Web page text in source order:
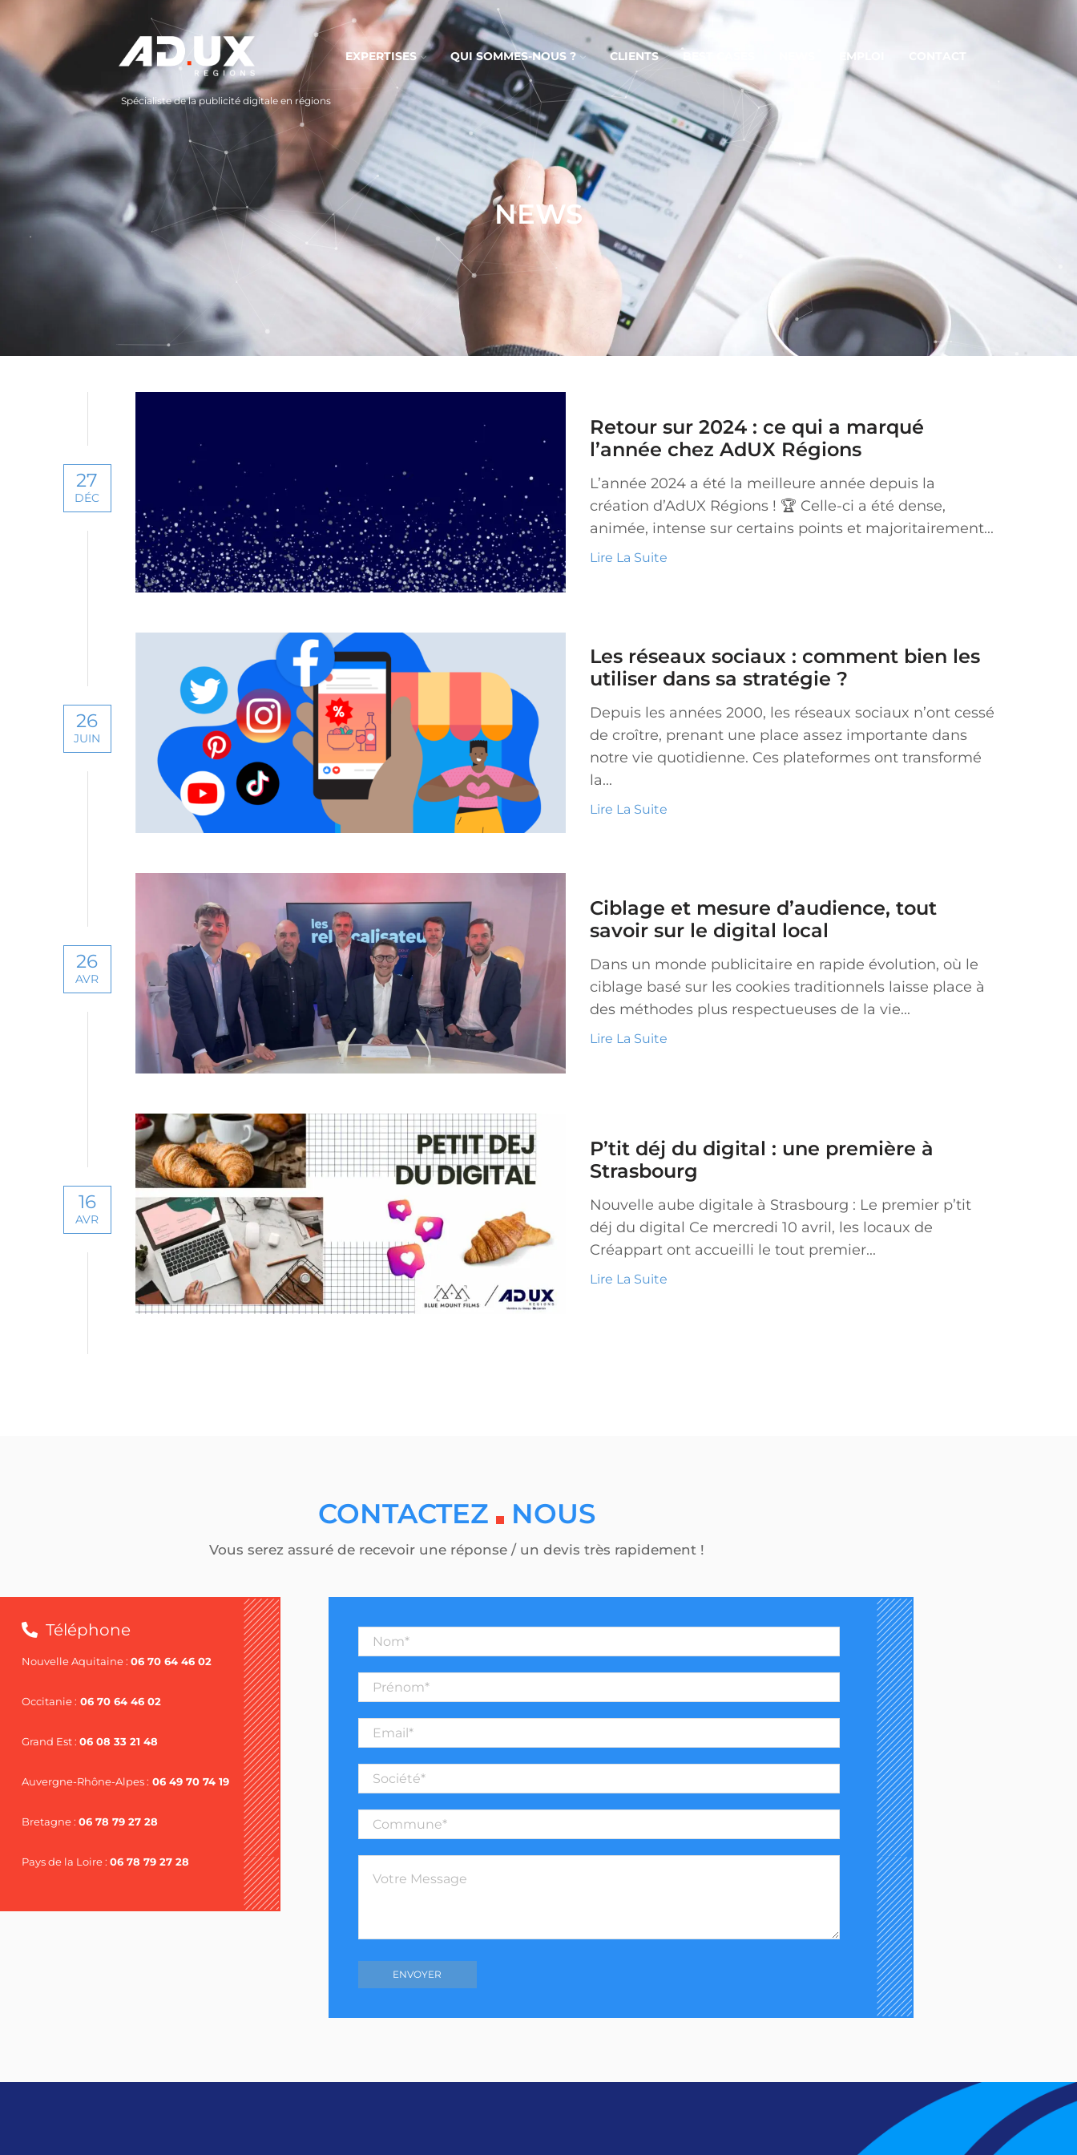
Inscrivez-vous à notre
actualités et offres
exclusives
EXPERTISES QUI SOMMES-NOUS ? CLIENTS BEST CASES EMPLOI CONTACT
Spécialiste de la publicité digitale en régions
NEWS
Retour sur 2024 : ce qui a marqué
l’année chez AdUX Régions
L’année 2024 a été la meilleure année depuis la
création d’AdUX Régions ! 🏆 Celle-ci a été dense,
animée, intense sur certains points et majoritairement...
Lire La Suite
27
DÉC
Les réseaux sociaux : comment bien les
utiliser dans sa stratégie ?
Depuis les années 2000, les réseaux sociaux n’ont cessé
de croître, prenant une place assez importante dans
notre vie quotidienne. Ces plateformes ont transformé
la...
Lire La Suite
26
JUIN
Ciblage et mesure d’audience, tout
savoir sur le digital local
Dans un monde publicitaire en rapide évolution, où le
ciblage basé sur les cookies traditionnels laisse place à
des méthodes plus respectueuses de la vie...
Lire La Suite
26
AVR
P’tit déj du digital : une première à
Strasbourg
Nouvelle aube digitale à Strasbourg : Le premier p’tit
déj du digital Ce mercredi 10 avril, les locaux de
Créappart ont accueilli le tout premier...
Lire La Suite
16
AVR
CONTACTEZ NOUS
Vous serez assuré de recevoir une réponse / un devis très rapidement !
Téléphone
Nouvelle Aquitaine : 06 70 64 46 02
Occitanie : 06 70 64 46 02
Grand Est : 06 08 33 21 48
Auvergne-Rhône-Alpes : 06 49 70 74 19
Bretagne : 06 78 79 27 28
Pays de la Loire : 06 78 79 27 28